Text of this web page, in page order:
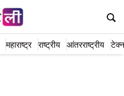
महाराष्ट्र राष्ट्रीय आंतरराष्ट्रीय